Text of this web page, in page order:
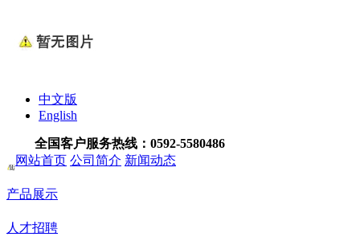
中文版
English
全国客户服务热线： 0592-5580486
网站首页 公司简介 新闻动态
产品展示
人才招聘